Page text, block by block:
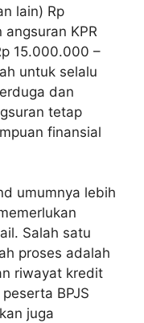
lain) Rp
KPR
15.000.000 –
untuk selalu
dan
tetap
finansial
umumnya lebih
Salah satu
proses adalah
riwayat kredit
BPJS
juga